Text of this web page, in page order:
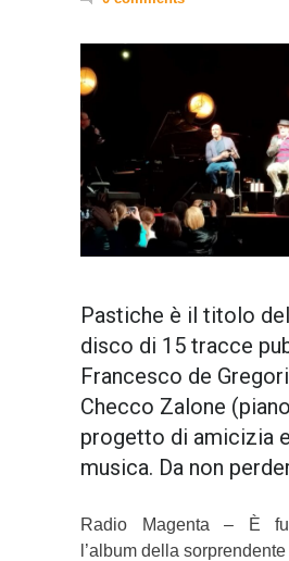
Pastiche è il titolo
disco di 15 tracce
Francesco de
Checco Zalone
progetto di amicizia
musica. Da non
Radio Magenta – È
l’album della